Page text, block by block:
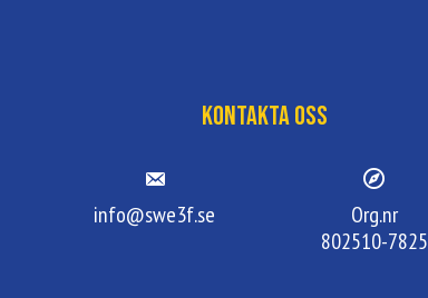
Kontakta oss
info@swe3f.se
Org.nr
802510-7825